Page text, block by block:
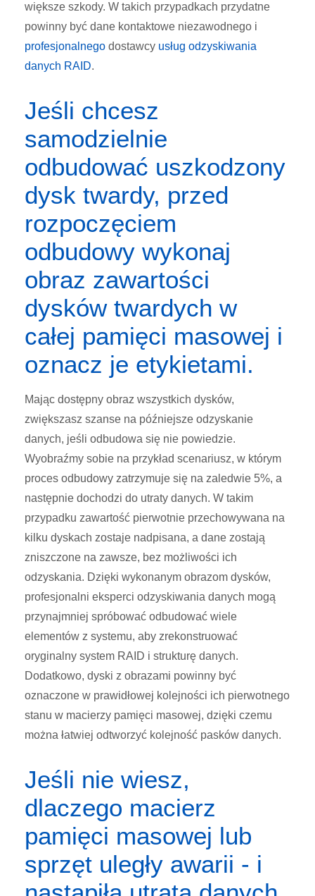
większe szkody. W takich przypadkach przydatne
powinny być dane kontaktowe niezawodnego i
profesjonalnego dostawcy usług odzyskiwania
danych RAID.
Jeśli chcesz
samodzielnie
odbudować uszkodzony
dysk twardy, przed
rozpoczęciem
odbudowy wykonaj
obraz zawartości
dysków twardych w
całej pamięci masowej i
oznacz je etykietami.
Mając dostępny obraz wszystkich dysków,
zwiększasz szanse na późniejsze odzyskanie
danych, jeśli odbudowa się nie powiedzie.
Wyobraźmy sobie na przykład scenariusz, w którym
proces odbudowy zatrzymuje się na zaledwie 5%, a
następnie dochodzi do utraty danych. W takim
przypadku zawartość pierwotnie przechowywana na
kilku dyskach zostaje nadpisana, a dane zostają
zniszczone na zawsze, bez możliwości ich
odzyskania. Dzięki wykonanym obrazom dysków,
profesjonalni eksperci odzyskiwania danych mogą
przynajmniej spróbować odbudować wiele
elementów z systemu, aby zrekonstruować
oryginalny system RAID i strukturę danych.
Dodatkowo, dyski z obrazami powinny być
oznaczone w prawidłowej kolejności ich pierwotnego
stanu w macierzy pamięci masowej, dzięki czemu
można łatwiej odtworzyć kolejność pasków danych.
Jeśli nie wiesz,
dlaczego macierz
pamięci masowej lub
sprzęt uległy awarii - i